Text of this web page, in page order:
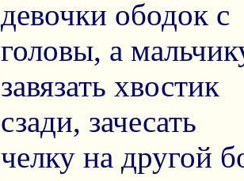
девочки ободок с
головы, а
завязать хвостик
сзади, зачесать
челку на другой